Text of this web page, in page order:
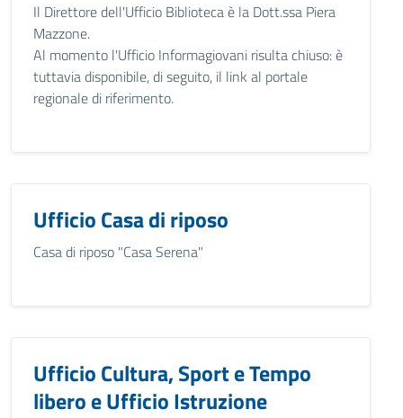
Il Direttore dell'Ufficio Biblioteca è la Dott.ssa Piera
Mazzone.
Al momento l'Ufficio Informagiovani risulta chiuso: è
tuttavia disponibile, di seguito, il link al portale
regionale di riferimento.
Ufficio Casa di riposo
Casa di riposo "Casa Serena"
Ufficio Cultura, Sport e Tempo
libero e Ufficio Istruzione